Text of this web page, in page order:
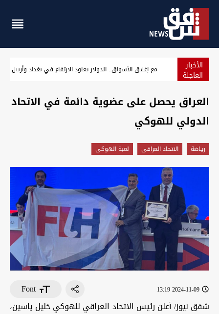
الأخبار
العاجلة بغداد.. إغلاق سريع الشعلة بعد انفجار صهريج واحتراق سيارات
العراق يحصل على عضوية دائمة في الاتحاد
الدولي للهوكي
ريـاضة الاتحاد العراقي لعبة الهوكي
2024-11-09 13:19
Font
شفق نيوز/ أعلن رئيس الاتحاد العراقي للهوكي خليل ياسين،